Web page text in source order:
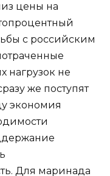
цены на
с российским
нагрузок не
же поступят
экономия
Для маринада